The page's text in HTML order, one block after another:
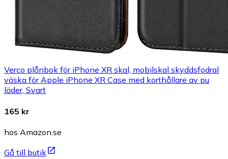
Verco plånbok för iPhone XR skal, mobilskal skyddsfodral
väska för Apple iPhone XR Case med korthållare av pu
läder, Svart
165 kr
hos Amazon.se
Gå till butik